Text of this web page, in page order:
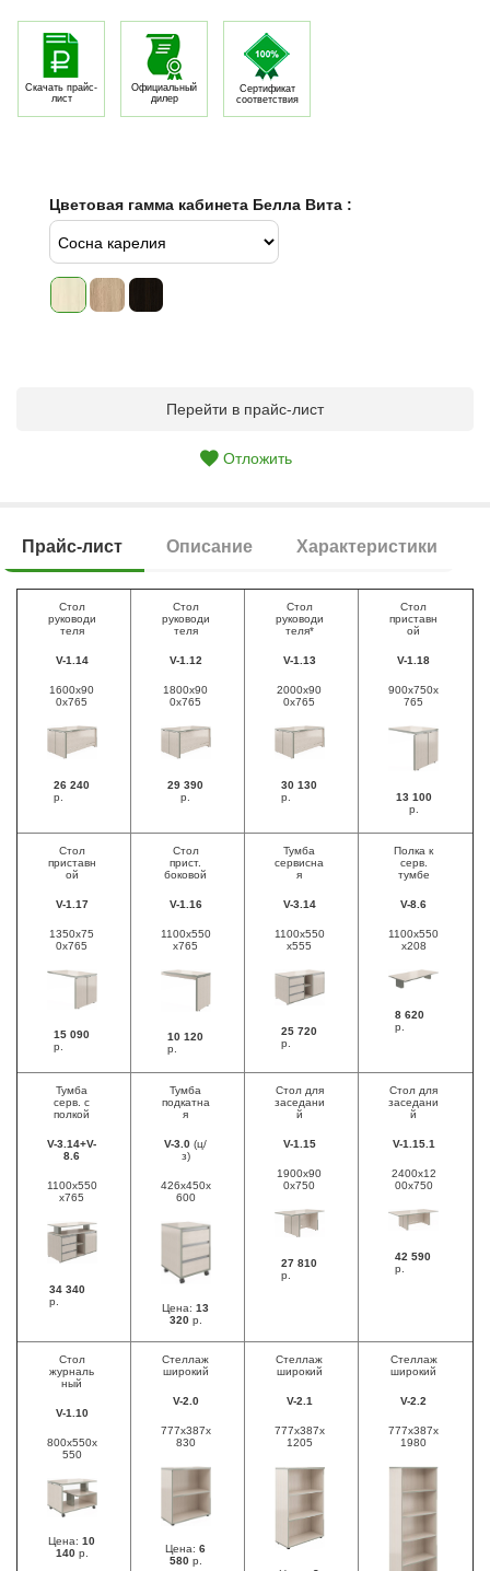
Скачать прайс-
лист
Официальный
дилер
Сертификат
соответствия
Цветовая гамма кабинета Белла Вита :
Перейти в прайс-лист
Отложить
Прайс-лист Описание Характеристики
Стол
руководи
теля
V-1.14
1600х90
0х765
26 240
р.
Стол
руководи
теля
V-1.12
1800x90
0x765
29 390
р.
Стол
руководи
теля*
V-1.13
2000x90
0x765
30 130
р.
Стол
приставн
ой
V-1.18
900x750x
765
13 100
р.
Стол
приставн
ой
V-1.17
1350х75
0х765
15 090
р.
Стол
прист.
боковой
V-1.16
1100x550
x765
10 120
р.
Тумба
сервисна
я
V-3.14
1100x550
x555
25 720
р.
Полка к
серв.
тумбе
V-8.6
1100x550
x208
8 620
р.
Тумба
серв. с
полкой
V-3.14+V-
8.6
1100x550
x765
34 340
р.
Тумба
подкатна
я
V-3.0 (ц/
з)
426x450x
600
Цена: 13
320р.
Стол для
заседани
й
V-1.15
1900x90
0x750
27 810
р.
Стол для
заседани
й
V-1.15.1
2400х12
00х750
42 590
р.
Стол
журналь
ный
V-1.10
800x550x
550
Цена: 10
140р.
Стеллаж
широкий
V-2.0
777x387x
830
Цена: 6
580р.
Стеллаж
широкий
V-2.1
777х387х
1205
Стеллаж
широкий
V-2.2
777х387х
1980